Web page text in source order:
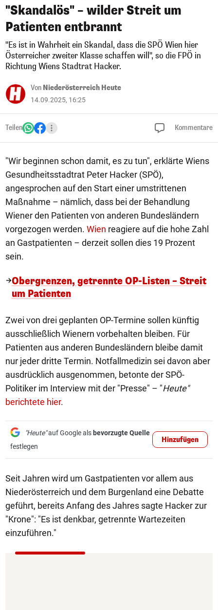
"Skandalös" – wilder Streit um
Patienten entbrannt
"Es ist in Wahrheit ein Skandal, dass die SPÖ Wien hier
Österreicher zweiter Klasse schaffen will", so die FPÖ in
Richtung Wiens Stadtrat Hacker.
Von Niederösterreich Heute
14.09.2025, 16:25
Teilen Kommentare
"Wir beginnen schon damit, es zu tun", erklärte Wiens
Gesundheitsstadtrat Peter Hacker (SPÖ),
angesprochen auf den Start einer umstrittenen
Maßnahme – nämlich, dass bei der Behandlung
Wiener den Patienten von anderen Bundesländern
vorgezogen werden. Wien reagiere auf die hohe Zahl
an Gastpatienten – derzeit sollen dies 19 Prozent
sein.
Obergrenzen, getrennte OP-Listen – Streit
um Patienten
Zwei von drei geplanten OP-Termine sollen künftig
ausschließlich Wienern vorbehalten bleiben. Für
Patienten aus anderen Bundesländern bleibe damit
nur jeder dritte Termin. Notfallmedizin sei davon aber
ausdrücklich ausgenommen, betonte der SPÖ-
Politiker im Interview mit der "Presse" – "Heute"
berichtete hier.
"Heute"auf Google als bevorzugte Quelle
festlegen
Hinzufügen
Seit Jahren wird um Gastpatienten vor allem aus
Niederösterreich und dem Burgenland eine Debatte
geführt, bereits Anfang des Jahres sagte Hacker zur
"Krone": "Es ist denkbar, getrennte Wartezeiten
einzuführen."